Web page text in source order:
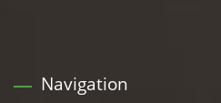
Navigation